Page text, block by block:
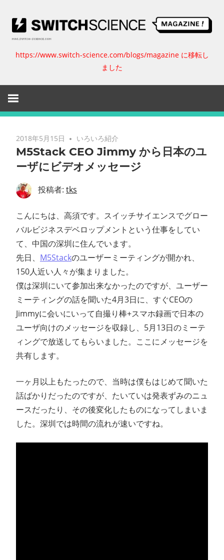
ッ
ス
イ
ッ
チ
サ
エ
ン
ス
マ
ガ
ジ
https://www.switch-science.com/blogs/magazine に移転し
ました
2018年5月15日 いろいろ紹介
M5Stack CEO Jimmy から日本のユ
ーザにビデオメッセージ
投稿者: tks
こんにちは、高須です。スイッチサイエンスでグロー
バルビジネスデベロップメントという仕事をしてい
て、中国の深圳に住んでいます。
先日、 M5Stackのユーザーミーティングが開かれ、
150人近い人々が集まりました。
僕は深圳にいて参加出来なかったのですが、ユーザー
ミーティングの話を聞いた4月3日に、すぐCEOの
Jimmyに会いにいって自撮り棒+スマホ録画で日本の
ユーザ向けのメッセージを収録し、5月13日のミーテ
ィングで放送してもらいました。ここにメッセージを
共有します。
一ヶ月以上もたったので、当時は僕もはじめて聞いた
話ばかりだったのですが、たいていは発表ずみのニュ
ースだったり、その後変化したものになってしまいま
した。深圳では時間の流れが速いですね。